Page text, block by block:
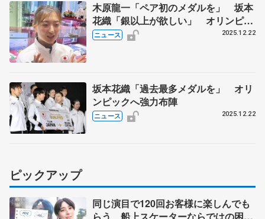
木原龍一「ペア初のメダルを」 坂本
花織「銀以上が欲しい」 オリンピッ
クへ決意新た
ニュース 2025.12.22
坂本花織「過去最多メダルを」 オリ
ンピックへ強力布陣
ニュース 2025.12.22
ピックアップ
同じ演目で120回お客様に楽しんでも
らう 船上スケーターならではの困難